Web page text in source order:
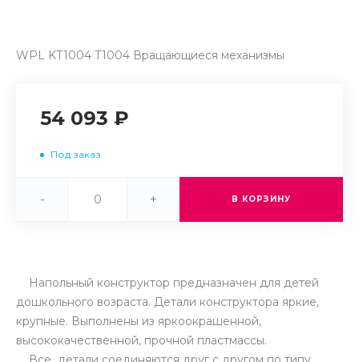
WPL KT1004 T1004 Вращающиеся механизмы
54 093 ₽
Под заказ
- + В КОРЗИНУ
Напольный конструктор предназначен для детей
дошкольного возраста. Детали конструктора яркие,
крупные. Выполнены из яркоокрашенной,
высококачественной, прочной пластмассы.